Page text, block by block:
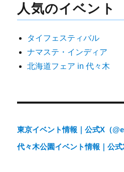
ビ
ー
シ
人気のイベント
タイフェスティバル
ナマステ・インディア
北海道フェア in 代々木
東京イベント情報｜公式X（
代々木公園イベント情報｜公